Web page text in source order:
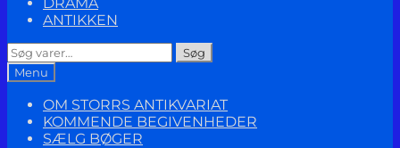
ANTIKKEN
Søg
efter:
Søg
Menu
OM STORRS ANTIKVARIAT
KOMMENDE BEGIVENHEDER
SÆLG BØGER